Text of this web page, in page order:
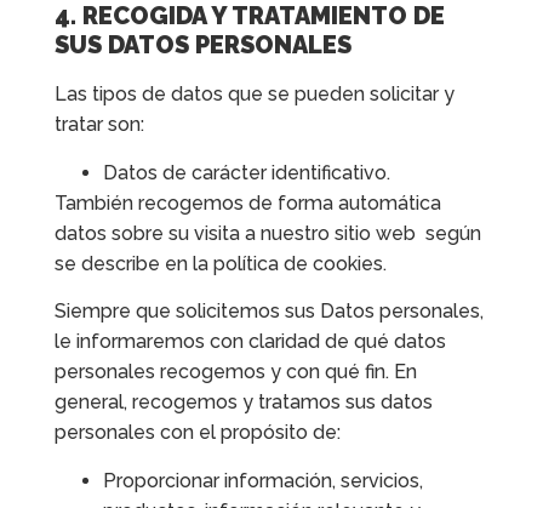
4. RECOGIDA Y TRATAMIENTO DE
SUS DATOS PERSONALES
Las tipos de datos que se pueden solicitar y
tratar son:
Datos de carácter identificativo.
También recogemos de forma automática
datos sobre su visita a nuestro sitio web según
se describe en la política de cookies.
Siempre que solicitemos sus Datos personales,
le informaremos con claridad de qué datos
personales recogemos y con qué fin. En
general, recogemos y tratamos sus datos
personales con el propósito de:
Proporcionar información, servicios,